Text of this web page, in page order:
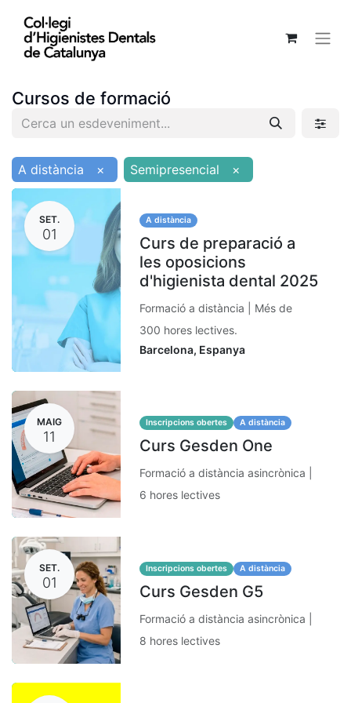
Cursos de formació
A distància × Semipresencial ×
SET.
01
A distància
Curs de preparació a
les oposicions
d'higienista dental 2025
Formació a distància | Més de
300 hores lectives.
Barcelona, Espanya
MAIG
11
Inscripcions obertes A distància
Curs Gesden One
Formació a distància asincrònica |
6 hores lectives
SET.
01
Inscripcions obertes A distància
Curs Gesden G5
Formació a distància asincrònica |
8 hores lectives